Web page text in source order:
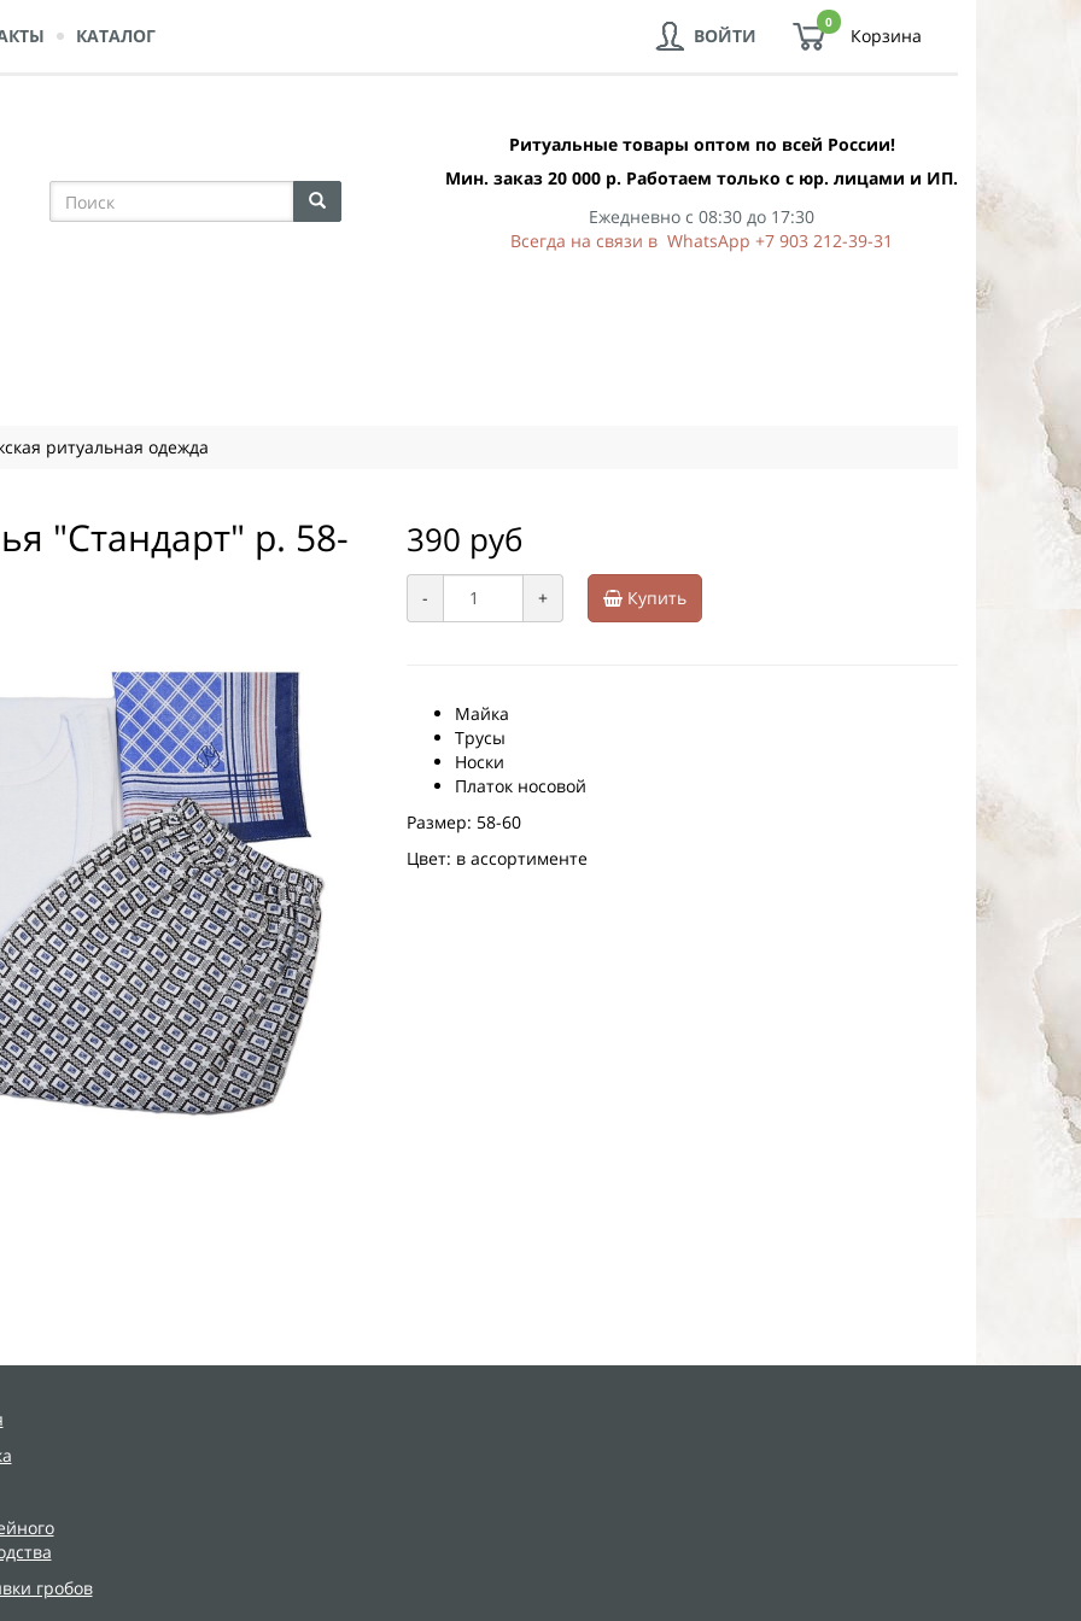
КАТАЛОГ
0
Корзина
ВОЙТИ
Ритуальные товары оптом по всей России!
Мин. заказ 20 000 р. Работаем только с юр. лицами и ИП.
Ежедневно с 08:30 до 17:30
Всегда на связи в WhatsApp +7 903 212-39-31
ритуальная одежда
"Стандарт" р. 58- 390 руб
- + Купить
Майка
Трусы
Носки
Платок носовой
Размер: 58-60
Цвет: в ассортименте
гробов